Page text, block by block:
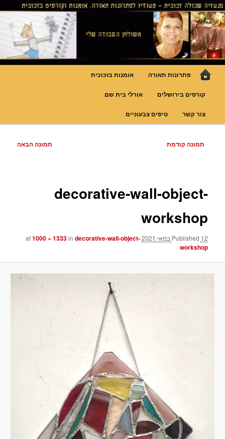
לדלג
לתוכן
פנטזיה – פתרונות תאורה וסטודיו
לויטראז
גופי תאורה אומנותיים בעבודת יד, ויטראזים לחלונות ולמחיצות דקורטיביות, קורסים
בויטראז ובפסיפס
תפריט
פתרונות תאורה אומנות בזכוכית
קורסים בירושלים אורלי בית שם
צור קשר טיפים צבעוניים
ניווט
תמונה קודמת תמונה הבאה
decorative-wall-object-
workshop
Published 12 במאי 2021 at
1000 × 1333in decorative-wall-object-
workshop